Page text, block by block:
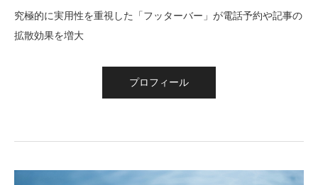
究極的に実用性を重視した「フッターバー」が電話予約や記事の
拡散効果を増大
プロフィール